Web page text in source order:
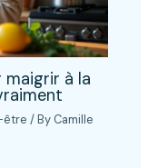
maigrir à la
être / By Camille